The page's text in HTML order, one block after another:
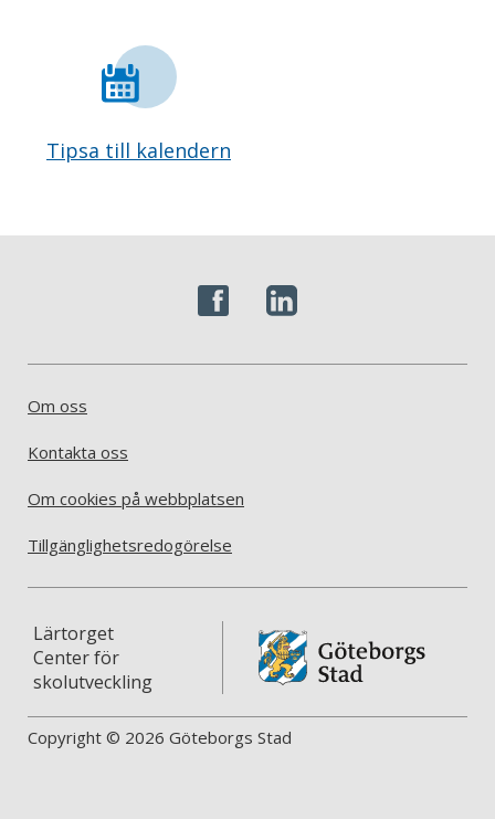
Tipsa till kalendern
Om oss
Kontakta oss
Om cookies på webbplatsen
Tillgänglighetsredogörelse
Lärtorget
Center för
skolutveckling
Copyright © 2026 Göteborgs Stad